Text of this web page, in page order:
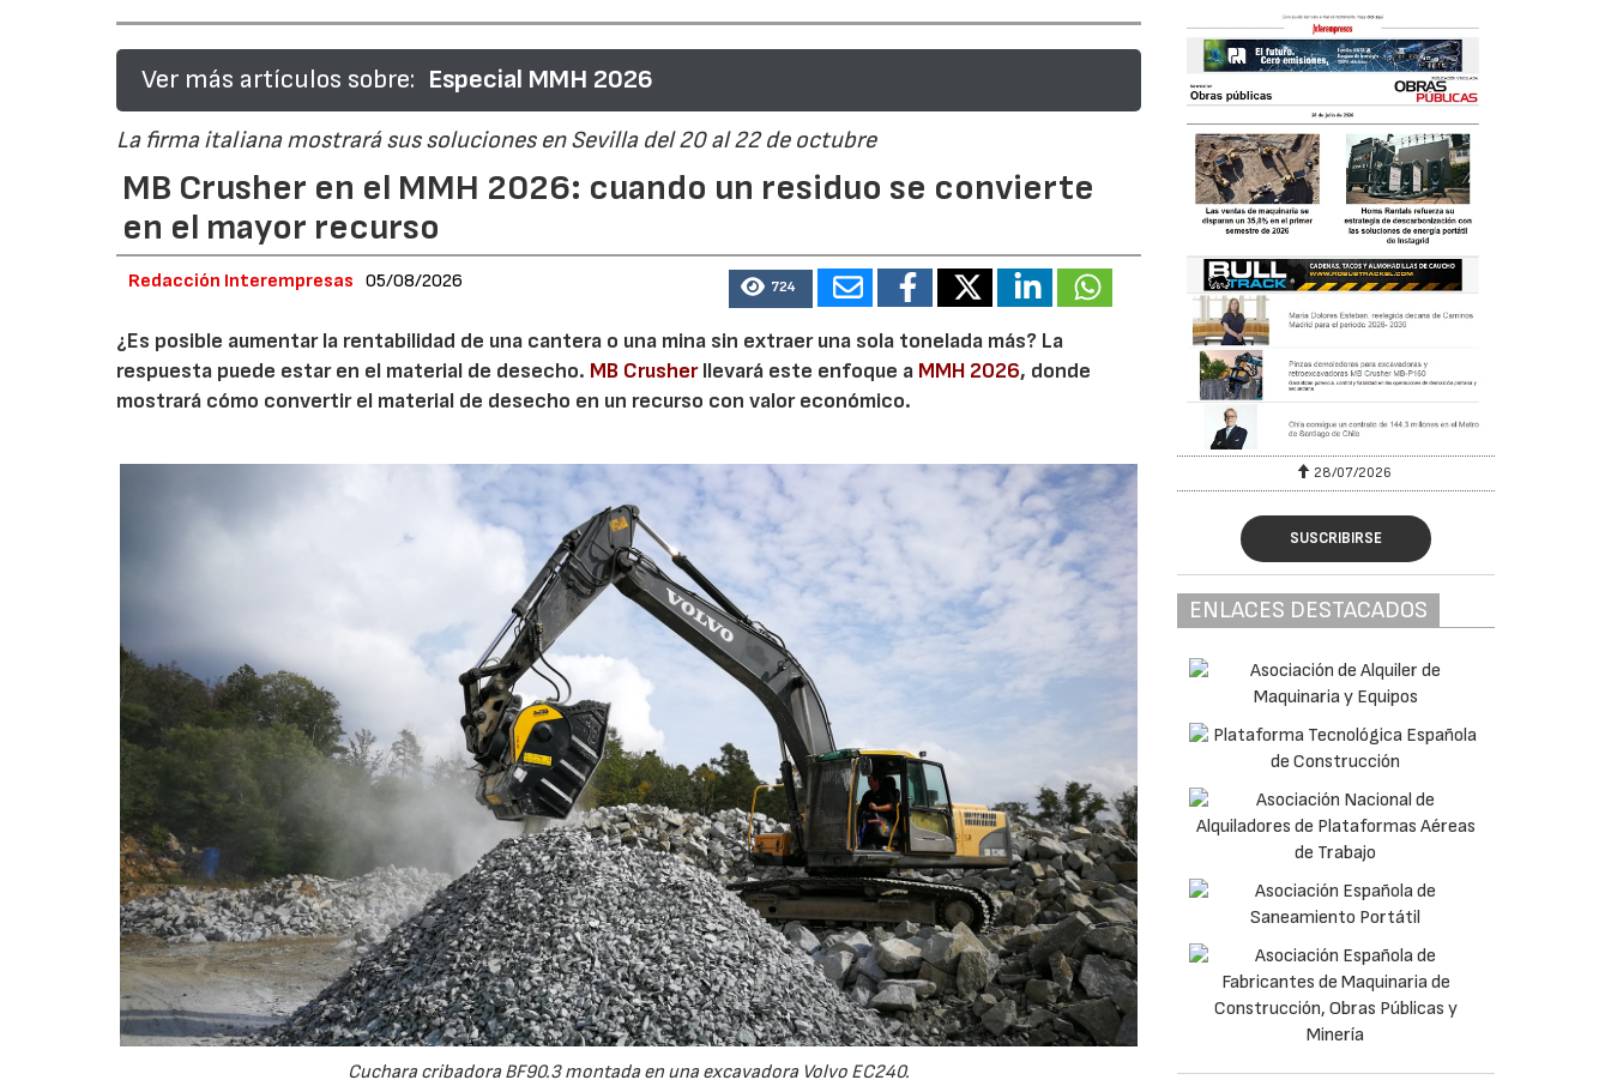
Ver más artículos sobre: Especial MMH 2026
La firma italiana mostrará sus soluciones en Sevilla del 20 al 22 de octubre
MB Crusher en el MMH 2026: cuando un residuo se convierte
en el mayor recurso
Redacción Interempresas 05/08/2026 724
¿Es posible aumentar la rentabilidad de una cantera o una mina sin extraer una sola tonelada más? La
respuesta puede estar en el material de desecho. MB Crusherllevará este enfoque a MMH 2026, donde
mostrará cómo convertir el material de desecho en un recurso con valor económico.
Cuchara cribadora BF90.3 montada en una excavadora Volvo EC240.
28/07/2026 30/07/2026 28/07/2026
SUSCRIBIRSE
ENLACES DESTACADOS